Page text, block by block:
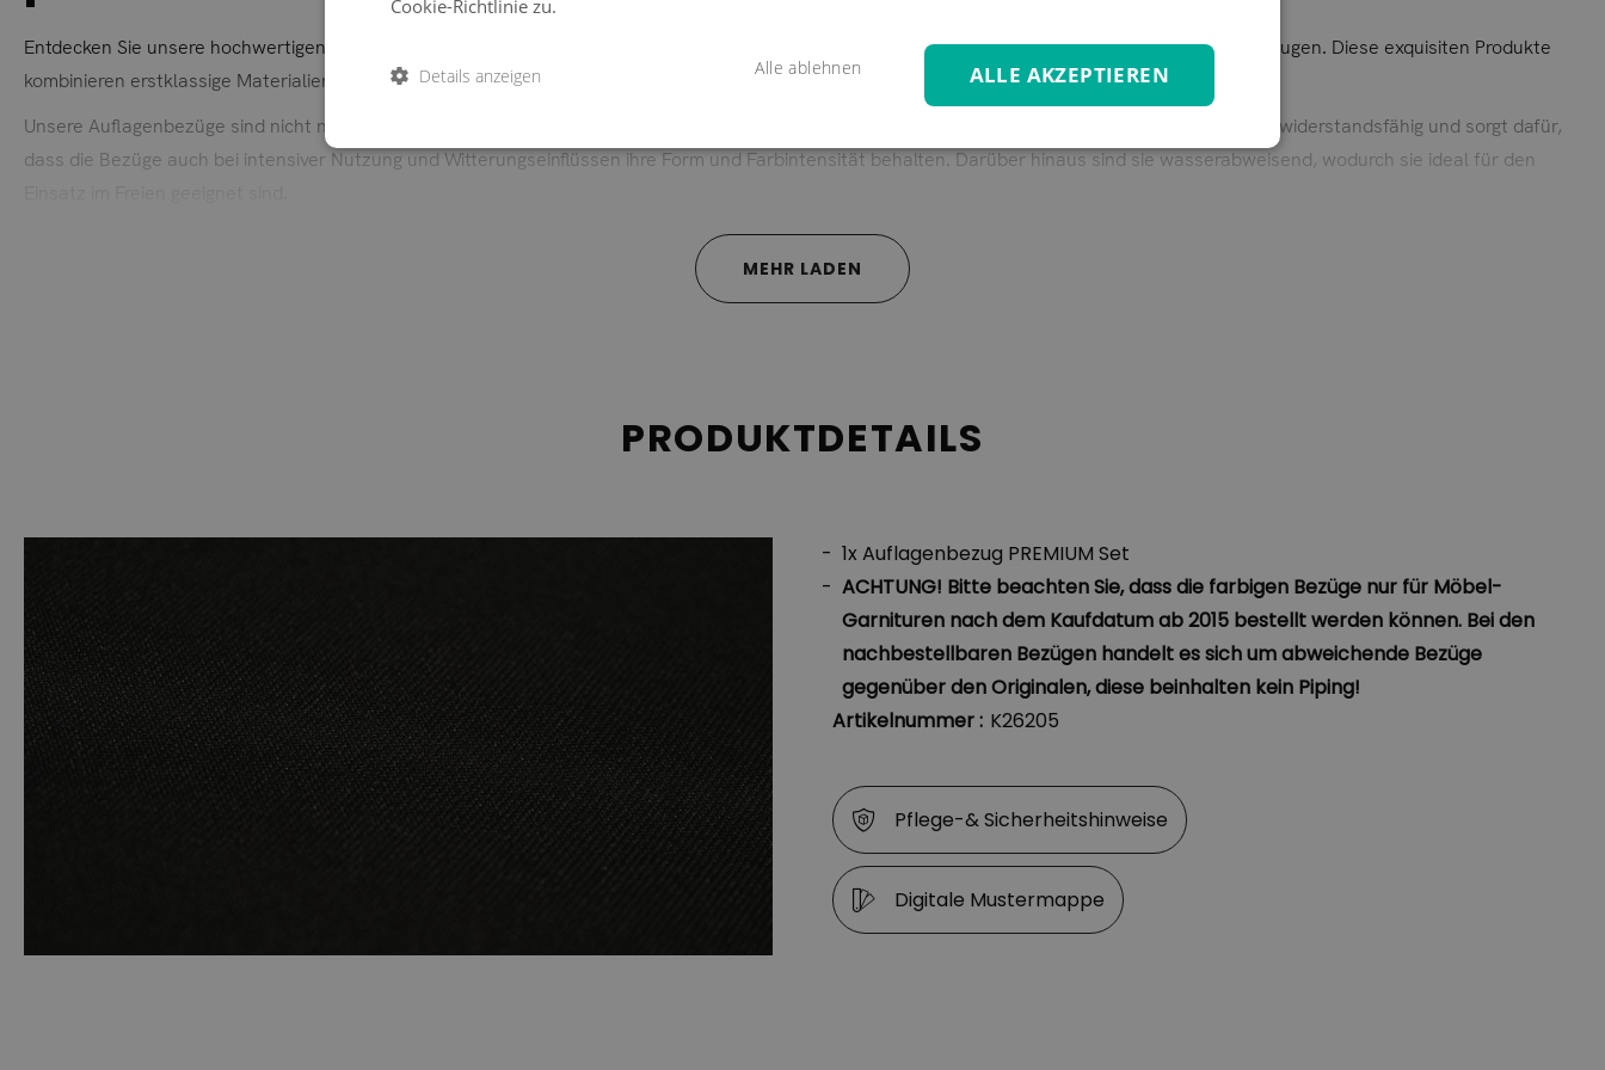
Entdecken Sie unsere hochwertigen Auflagenbezüge, die aus 100% Polyester gefertigt sind und durch ihre wasserabweisenden Eigenschaften überzeugen. Diese exquisiten Produkte
kombinieren erstklassige Materialien mit einem stilvollen Design, um Ihnen maximalen Komfort und eine ansprechende Ästhetik zu bieten.
Unsere Auflagenbezüge sind nicht nur optisch ein Highlight, sondern auch äußerst funktional und langlebig. Das verwendete Polyester ist besonders widerstandsfähig und sorgt dafür,
dass die Bezüge auch bei intensiver Nutzung und Witterungseinflüssen ihre Form und Farbintensität behalten. Darüber hinaus sind sie wasserabweisend, wodurch sie ideal für den
Für eine einfache Pflege sind unsere Auflagenbezüge abnehmbar und bei 30° waschbar. Dies ermöglicht eine unkomplizierte Reinigung und sorgt dafür, dass Ihre Bezüge immer frisch
MEHR LADEN
PRODUKTDETAILS
1x Auflagenbezug PREMIUM Set
ACHTUNG! Bitte beachten Sie, dass die farbigen Bezüge nur für Möbel-
Garnituren nach dem Kaufdatum ab 2015 bestellt werden können. Bei den
nachbestellbaren Bezügen handelt es sich um abweichende Bezüge
gegenüber den Originalen, diese beinhalten kein Piping!
Artikelnummer : K26205
Pflege-& Sicherheitshinweise
Digitale Mustermappe
Cookie-Richtlinie zu.
ALLE AKZEPTIEREN
Alle ablehnen
Details anzeigen